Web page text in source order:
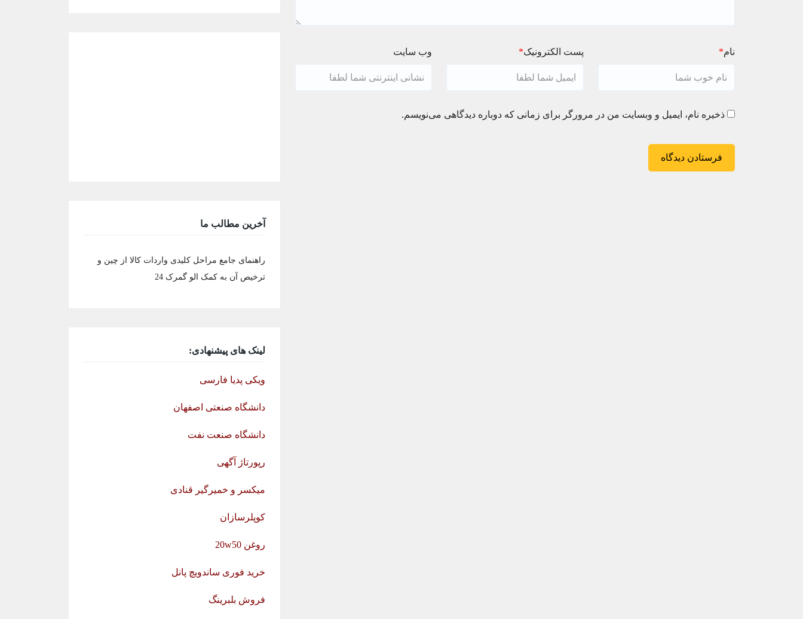
نام* پست الکترونیک* وب سایت
ذخیره نام، ایمیل و وبسایت من در مرورگر برای زمانی که دوباره دیدگاهی می‌نویسم.
آخرین مطالب ما
راهنمای جامع مراحل کلیدی واردات کالا از چین و
ترخیص آن به کمک الو گمرک 24
لینک های پیشنهادی:
ویکی پدیا فارسی
دانشگاه صنعتی اصفهان
دانشگاه صنعت نفت
رپورتاژ آگهی
میکسر و خمیرگیر قنادی
کوپلرسازان
روغن 20w50
خرید فوری ساندویچ پانل
فروش بلبرینگ